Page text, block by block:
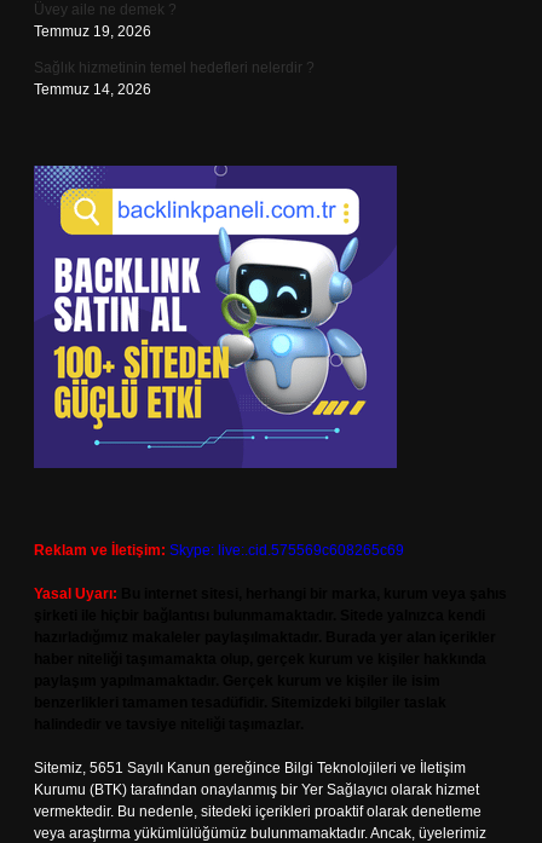
Üvey aile ne demek ?
Temmuz 19, 2026
Sağlık hizmetinin temel hedefleri nelerdir ?
Temmuz 14, 2026
Reklam ve İletişim: Skype: live:.cid.575569c608265c69
Yasal Uyarı:
Sitemiz, 5651 Sayılı Kanun gereğince Bilgi Teknolojileri ve İletişim
Kurumu (BTK) tarafından onaylanmış bir Yer Sağlayıcı olarak hizmet
vermektedir. Bu nedenle, sitedeki içerikleri proaktif olarak denetleme
veya araştırma yükümlülüğümüz bulunmamaktadır. Ancak, üyelerimiz